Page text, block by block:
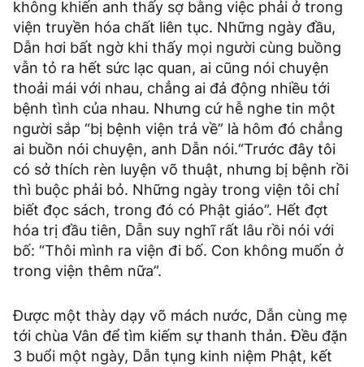
không khiến anh thấy sợ bằng việc phải ở trong
viện truyền hóa chất liên tục. Những ngày đầu,
Dẫn hơi bất ngờ khi thấy mọi người cùng buồng
vẫn tỏ ra hết sức lạc quan, ai cũng nói chuyện
thoải mái với nhau, chẳng ai đả động nhiều tới
bệnh tình của nhau. Nhưng cứ hễ nghe tin một
người sắp “bị bệnh viện trả về” là hôm đó chẳng
ai buồn nói chuyện, anh Dẫn nói.“Trước đây tôi
có sở thích rèn luyện võ thuật, nhưng bị bệnh rồi
thì buộc phải bỏ. Những ngày trong viện tôi chỉ
biết đọc sách, trong đó có Phật giáo”. Hết đợt
hóa trị đầu tiên, Dẫn suy nghĩ rất lâu rồi nói với
bố: “Thôi mình ra viện đi bố. Con không muốn ở
trong viện thêm nữa”.
Được một thày dạy võ mách nước, Dẫn cùng mẹ
tới chùa Vân để tìm kiếm sự thanh thản. Đều đặn
3 buổi một ngày, Dẫn tụng kinh niệm Phật, kết